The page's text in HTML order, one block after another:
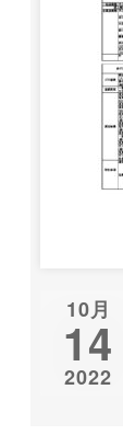
10月
14
2022
18